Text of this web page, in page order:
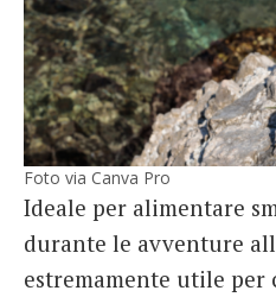
Foto via Canva Pro
Ideale per alimentare
durante le avventure
estremamente utile per